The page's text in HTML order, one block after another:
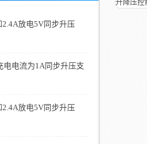
放电5V同步升压
电电流为1A同步升压支
放电5V同步升压